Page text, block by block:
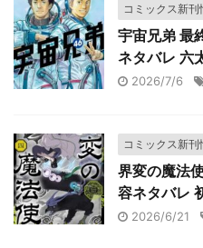
コミックス新刊
宇宙兄弟 最
ネタバレ 六
2026/7/6
コミックス新刊
界変の魔法
容ネタバレ
2026/6/21